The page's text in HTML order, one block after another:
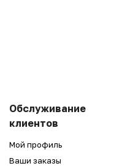
Обслуживание
клиентов
Мой профиль
Ваши заказы